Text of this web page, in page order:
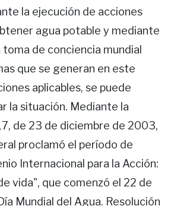
la ejecución de acciones
agua potable y mediante
de conciencia mundial
que se generan en este
aplicables, se puede
la situación. Mediante la
de 23 de diciembre de 2003,
proclamó el período de
Internacional para la Acción:
vida", que comenzó el 22 de
Mundial del Agua. Resolución